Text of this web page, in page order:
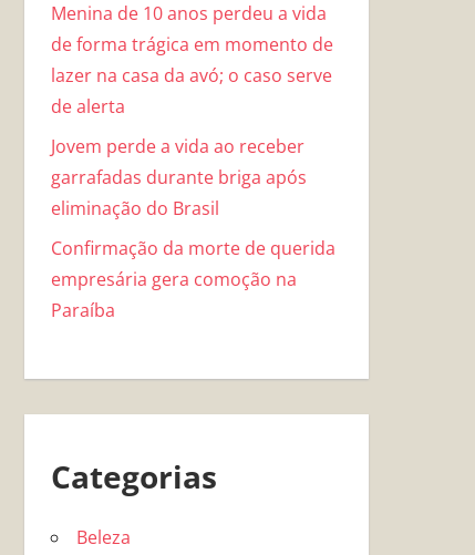
Menina de 10 anos perdeu a vida
de forma trágica em momento de
lazer na casa da avó; o caso serve
de alerta
Jovem perde a vida ao receber
garrafadas durante briga após
eliminação do Brasil
Confirmação da morte de querida
empresária gera comoção na
Paraíba
Categorias
Beleza